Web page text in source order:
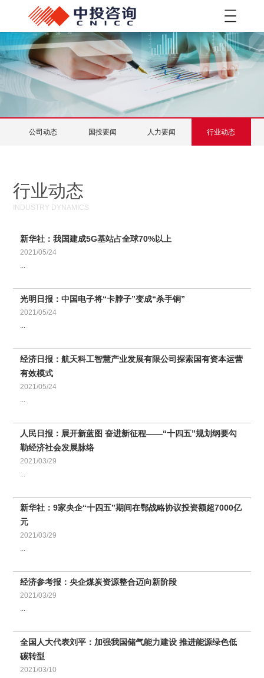
公司动态 国投要闻 人力要闻 行业动态
行业动态
INDUSTRY DYNAMICS
新华社：我国建成5G基站占全球70%以上
2021/05/24
光明日报：中国电子将“卡脖子”变成“杀手锏”
2021/05/24
经济日报：航天科工智慧产业发展有限公司探索国有资本运营
有效模式
2021/05/24
...
人民日报：展开新蓝图 奋进新征程——“十四五”规划纲要勾
勒经济社会发展脉络
2021/03/29
...
新华社：9家央企“十四五”期间在鄂战略协议投资额超7000亿
元
2021/03/29
...
经济参考报：央企煤炭资源整合迈向新阶段
2021/03/29
...
全国人大代表刘平：加强我国储气能力建设 推进能源绿色低
碳转型
2021/03/10